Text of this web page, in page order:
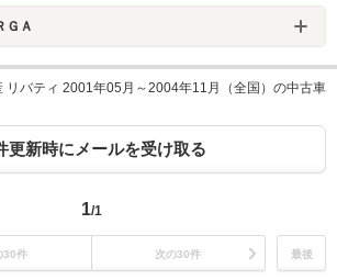
ＧＡ
リバティ 2001年05月～2004年11月（全国）の中古車
更新時にメールを受け取る
1/1
30件 次の30件 最後